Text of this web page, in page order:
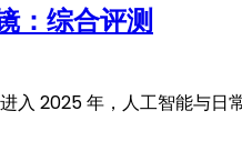
：综合评测
入 2025 年，人工智能与日